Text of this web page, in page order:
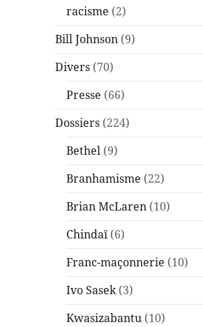
racisme (2)
Bill Johnson (9)
Divers (70)
Presse (66)
Dossiers (224)
Bethel (9)
Branhamisme (22)
Brian McLaren (10)
Chindaï (6)
Franc-maçonnerie (10)
Ivo Sasek(3)
Kwasizabantu (10)